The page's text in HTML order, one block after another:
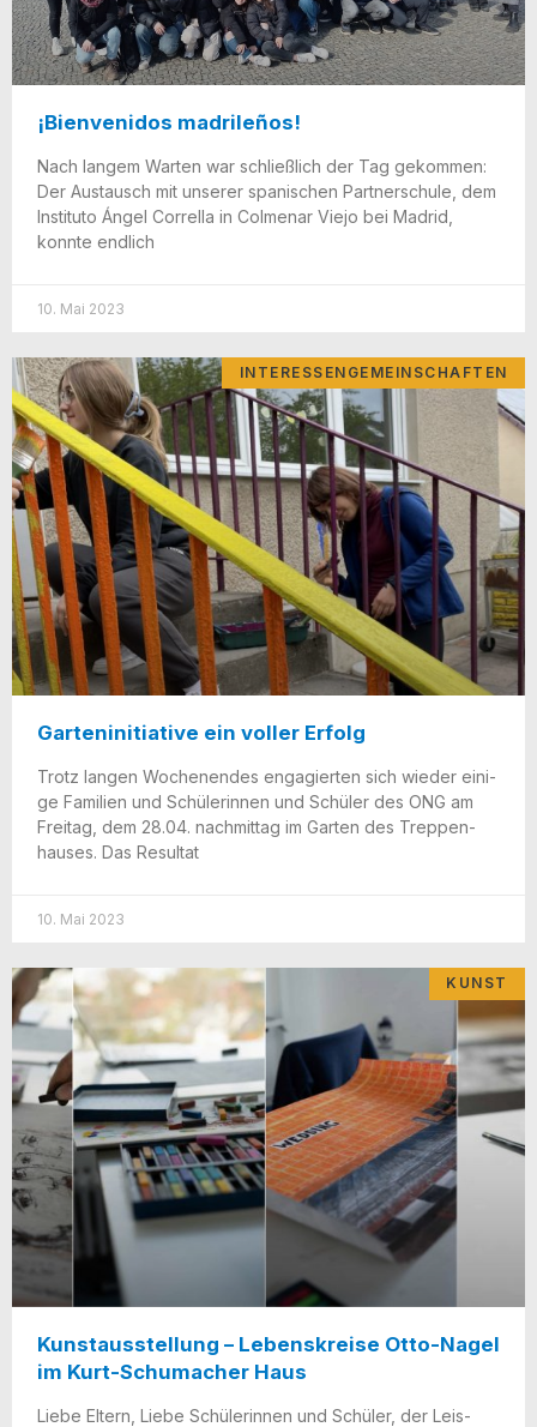
¡Bienvenidos madrileños!
Nach lan­gem War­ten war schließ­lich der Tag gekom­men:
Der Aus­tausch mit unse­rer spa­ni­schen Part­ner­schu­le, dem
Insti­tu­to Ángel Cor­rel­la in Col­me­nar Vie­jo bei Madrid,
konn­te endlich
10. Mai 2023
INTERESSENGEMEINSCHAFTEN
Garteninitiative ein voller Erfolg
Trotz lan­gen Wochen­en­des enga­gier­ten sich wie­der eini­
ge Fami­li­en und Schü­le­rin­nen und Schü­ler des ONG am
Frei­tag, dem 28.04. nach­mit­tag im Gar­ten des Trep­pen­
hau­ses. Das Resultat
10. Mai 2023
KUNST
Kunstausstellung – Lebenskreise Otto-Nagel
im Kurt-Schumacher Haus
Lie­be Eltern, Lie­be Schü­le­rin­nen und Schü­ler, der Leis­